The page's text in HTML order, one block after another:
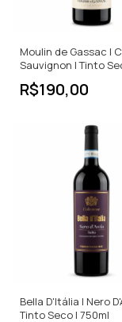
Moulin de Gassac |
Sauvignon | Tinto
R$190,00
Bella D'Itália | Nero
Tinto Seco | 750ml